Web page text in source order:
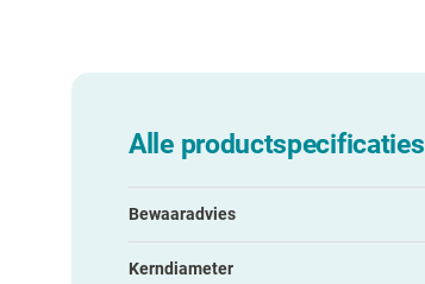
Alle productspecificaties
Bewaaradvies
Kerndiameter